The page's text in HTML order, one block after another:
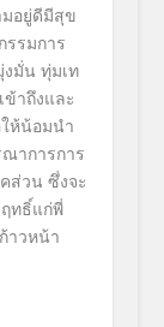
มอยู่ดีมีสุข
รมการ
มั่น ทุ่มเท
าถึงและ
ห้น้อมนำ
าการการ
ส่วน ซึ่งจะ
ทธิ์แก่พี่
าวหน้า